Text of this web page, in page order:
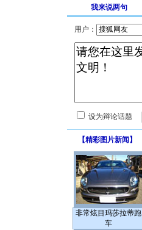
我来说两句
用户：
设为辩论话题
【精彩图片新闻 】
非常炫目玛莎拉蒂跑
车